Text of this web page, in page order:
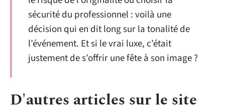
sécurité du professionnel : voilà une
décision qui en dit long sur la tonalité de
l’événement. Et si le vrai luxe, c’était
justement de s’offrir une fête à son image ?
D'autres articles sur le site